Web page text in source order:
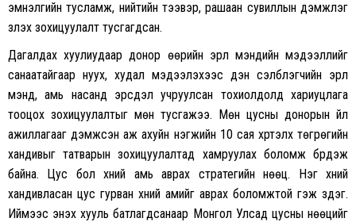
эмнэлгийн тусламж, нийтийн тээвэр, рашаан сувиллын дэмжлэг
үзүүлэх зохицуулалт тусгагдсан.
Дагалдах хуулиудаар донор өөрийн эрүүл мэндийн мэдээллийг
санаатайгаар нуух, худал мэдээлэхээс үүдэн сэлбүүлэгчийн эрүүл
мэнд, амь насанд эрсдэл учруулсан тохиолдолд хариуцлага
тооцох зохицуулалтыг мөн тусгажээ. Мөн цусны донорын үйл
ажиллагааг дэмжсэн аж ахуйн нэгжийн 10 сая хүртэлх төгрөгийн
хандивыг татварын зохицуулалтад хамруулах боломж бүрдэж
байна. Цус бол хүний амь аврах стратегийн нөөц. Нэг хүний
хандивласан цус гурван хүний амийг аврах боломжтой гэж үздэг.
Иймээс энэхүү хууль батлагдсанаар Монгол Улсад цусны нөөцийг